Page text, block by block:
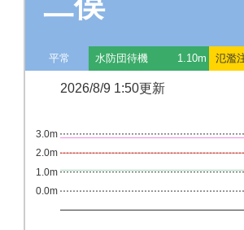
平常 水防団待機 1.10m 氾濫
2026/8/9 1:50更新
0.0m
1.0m
2.0m
3.0m